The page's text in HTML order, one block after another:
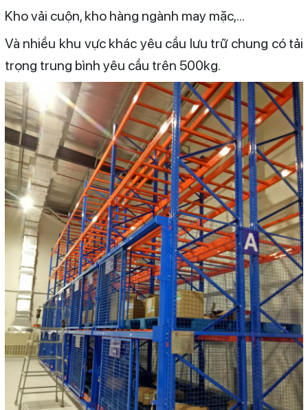
Kho vải cuộn, kho hàng ngành may mặc,...
Và nhiều khu vực khác yêu cầu lưu trữ chung có tải
trọng trung bình yêu cầu trên 500kg.